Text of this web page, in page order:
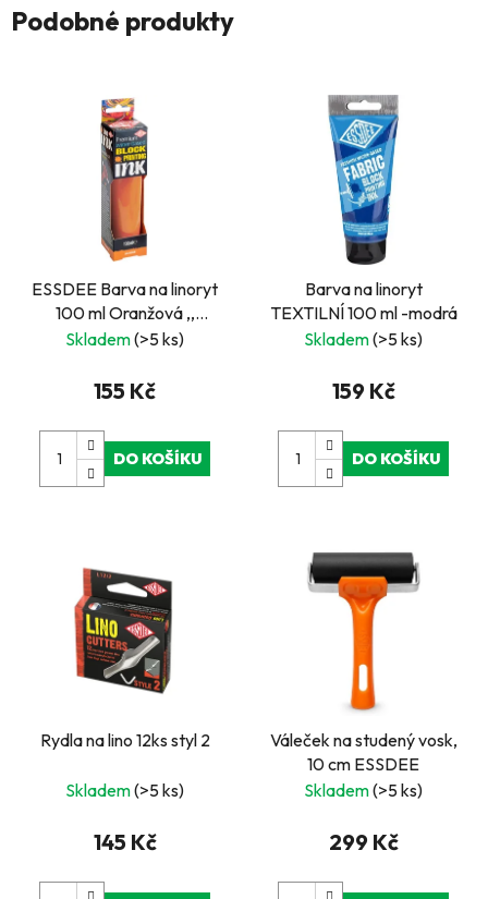
Podobné produkty
ESSDEE Barva na linoryt
100 ml Oranžová ,,
Orange"
Skladem(>5 ks)
155 Kč
DO KOŠÍKU
Barva na linoryt
TEXTILNÍ 100 ml -modrá
Skladem(>5 ks)
159 Kč
DO KOŠÍKU
Rydla na lino 12ks styl 2
Skladem(>5 ks)
145 Kč
Váleček na studený vosk,
10 cm ESSDEE
Skladem(>5 ks)
299 Kč